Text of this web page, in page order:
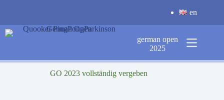
en
german open
2025
GO 2023 vollständig vergeben